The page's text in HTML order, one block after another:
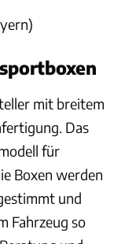
mit breitem
Das
für
Boxen werden
und
Fahrzeug so